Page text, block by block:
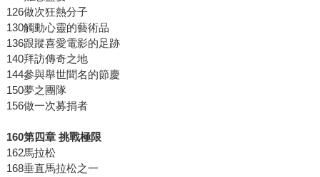
126做次狂熱分子
130觸動心靈的藝術品
136跟蹤喜愛電影的足跡
140拜訪傳奇之地
144參與舉世聞名的節慶
150夢之團隊
156做一次募捐者
160第四章 挑戰極限
162馬拉松
168垂直馬拉松之一